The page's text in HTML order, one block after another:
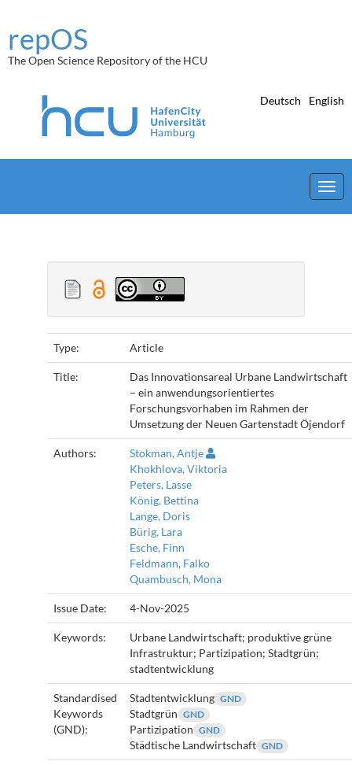
repOS
The Open Science Repository of the HCU
Deutsch English
Type: Article
Title:
Das Innovationsareal Urbane Landwirtschaft
– ein anwendungsorientiertes
Forschungsvorhaben im Rahmen der
Umsetzung der Neuen Gartenstadt Öjendorf
Authors:
Stokman, Antje
Khokhlova, Viktoria
Peters, Lasse
König, Bettina
Lange, Doris
Bürig, Lara
Esche, Finn
Feldmann, Falko
Quambusch, Mona
Issue Date: 4-Nov-2025
Keywords:
Urbane Landwirtschaft; produktive grüne
Infrastruktur; Partizipation; Stadtgrün;
stadtentwicklung
Standardised
Keywords
(GND):
Stadtentwicklung GND
Stadtgrün GND
Partizipation GND
Städtische Landwirtschaft GND